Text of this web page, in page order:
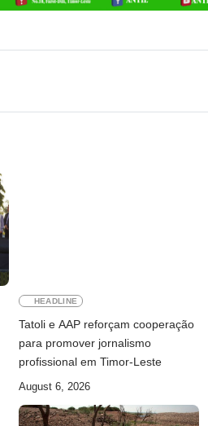
HEADLINE
Tatoli e AAP reforçam cooperação
para promover jornalismo
profissional em Timor-Leste
August 6, 2026